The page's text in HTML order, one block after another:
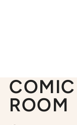
ROOM